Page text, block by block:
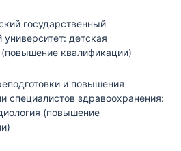
государственный
детская
(повышение квалификации)
и повышения
специалистов здравоохранения:
(повышение